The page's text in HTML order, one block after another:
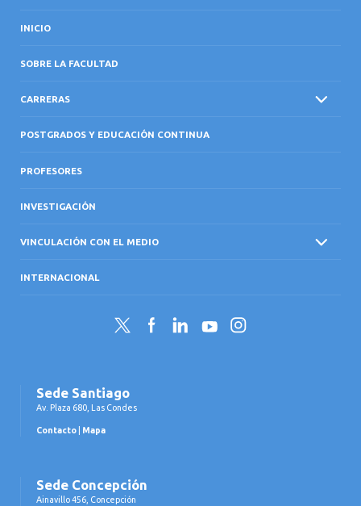
INICIO
SOBRE LA FACULTAD
CARRERAS
POSTGRADOS Y EDUCACIÓN CONTINUA
PROFESORES
INVESTIGACIÓN
VINCULACIÓN CON EL MEDIO
INTERNACIONAL
Twitter FacebookLinkedInYouTubeInstagram
Sede Santiago
Av. Plaza 680, Las Condes
Contacto Mapa
Sede Concepción
Ainavillo 456, Concepción